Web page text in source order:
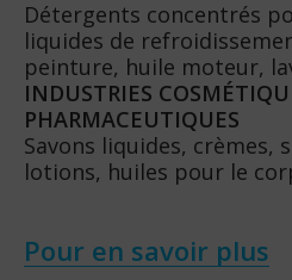
Détergents concentrés
liquides de
peinture, huile moteur,
INDUSTRIES
PHARMACEUTIQUES
Savons liquides, crèmes,
lotions, huiles pour le
Pour en savoir plus